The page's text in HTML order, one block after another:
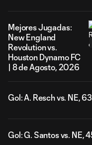
Mejores Jugadas:
New England
Revolution vs.
Houston Dynamo FC
| 8 de Agosto, 2026
Gol: A. Resch vs. NE,
Gol: G. Santos vs. NE,